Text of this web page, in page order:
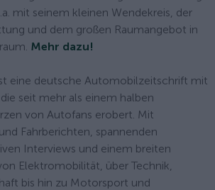
mit seinem kleinen Wendekreis, der
und dem großen Raumangebot in
Mehr dazu!
eine deutsche Automobilzeitschrift mit
seit mehr als einem halben
von Autofans erobert. Mit
Fahrberichten, spannenden
Interviews und einem breiten
Elektromobilität, über Technik,
bis hin zu Motorsport und